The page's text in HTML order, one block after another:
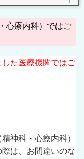
心療内科）ではご
た医療機関ではご
神科・心療内科）
は、お間違いのな